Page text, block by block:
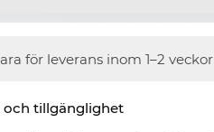
för leverans inom 1–2 veckor
och tillgänglighet